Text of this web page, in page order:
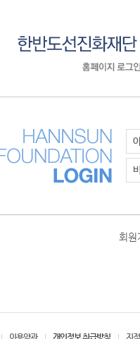
회원
이용약관 개인정보 취급방침 지